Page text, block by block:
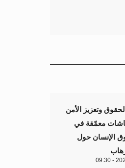
وتعزيز الأمن
معمّقة في
الإنسان حول